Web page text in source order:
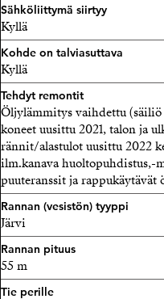
0449068340
anna@strand.fi
Sähköliittymä siirtyy
Kyllä
Kohde on talviasuttava
Kyllä
Tehdyt remontit
Öljylämmitys vaihdettu (säiliö
koneet uusittu 2021, talon ja
rännit/alastulot uusittu 2022
ilm.kanava huoltopuhdistus,-
puuteranssit ja rappukäytävät
Rannan (vesistön) tyyppi
Järvi
Rannan pituus
55 m
Tie perille